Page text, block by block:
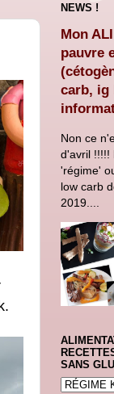
NEWS !
Mon
pauvre
carb, ig
Non ce
d'avril !!!!!
'régime'
low carb
2019....
SANS